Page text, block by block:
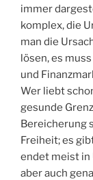
immer
komplex, die
man die
lösen, es
und
Wer liebt
gesunde
Bereicherung
Freiheit; es
endet meist in
aber auch